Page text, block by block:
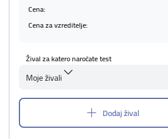
Cena:
Cena za vzreditelje:
Žival za katero naročate test
Moje živali
Dodaj žival